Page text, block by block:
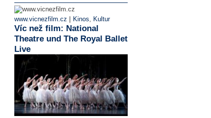
www.vicnezfilm.cz | Kinos Kultur
Víc než film: National
Theatre und The Royal Ballet
Live